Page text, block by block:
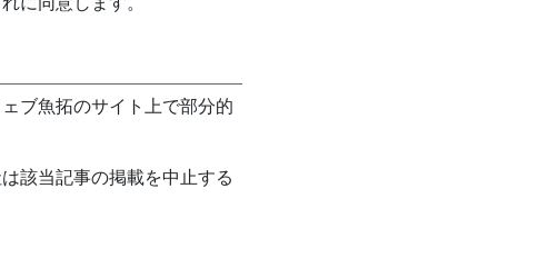
ブ魚拓のサイト上で部分的
該当記事の掲載を中止する